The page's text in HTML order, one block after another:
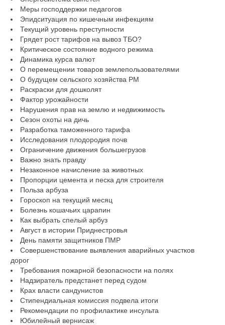
Меры господдержки педагогов
Эпидситуация по кишечным инфекциям
Текущий уровень преступности
Грядет рост тарифов на вывоз ТБО?
Критическое состояние водного режима
Динамика курса валют
О перемещении товаров землепользователями
О будущем сельского хозяйства РМ
Раскраски для дошколят
Фактор урожайности
Нарушения прав на землю и недвижимость
Сезон охоты на дичь
Разработка таможенного тарифа
Исследования плодородия почв
Ограничение движения большегрузов
Важно знать правду
Незаконное начисление за животных
Пропорции цемента и песка для строителя
Польза арбуза
Гороскоп на текущий месяц
Болезнь кошачьих царапин
Как выбрать спелый арбуз
Август в истории Приднестровья
День памяти защитников ПМР
Совершенствование выявления аварийных участков
дорог
Требования пожарной безопасности на полях
Надзиратель предстанет перед судом
Крах власти сандунистов
Стипендиальная комиссия подвела итоги
Рекомендации по профилактике инсульта
Юбилейный вернисаж